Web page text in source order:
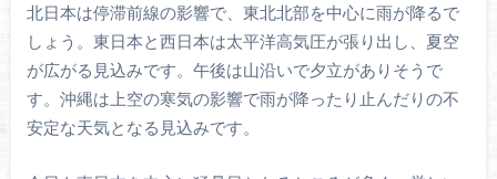
北日本は停滞前線の影響で、東北北部を中心に雨が降るで
しょう。東日本と西日本は太平洋高気圧が張り出し、夏空
が広がる見込みです。午後は山沿いで夕立がありそうで
す。沖縄は上空の寒気の影響で雨が降ったり止んだりの不
安定な天気となる見込みです。